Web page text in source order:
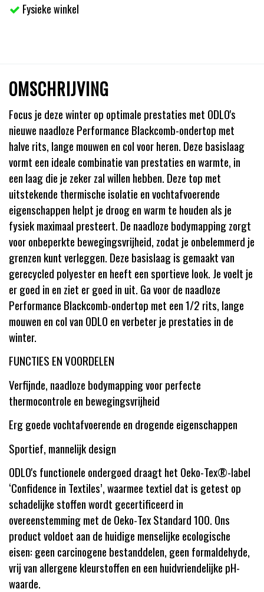
Fysieke winkel
OMSCHRIJVING
Focus je deze winter op optimale prestaties met ODLO's
nieuwe naadloze Performance Blackcomb-ondertop met
halve rits, lange mouwen en col voor heren. Deze basislaag
vormt een ideale combinatie van prestaties en warmte, in
een laag die je zeker zal willen hebben. Deze top met
uitstekende thermische isolatie en vochtafvoerende
eigenschappen helpt je droog en warm te houden als je
fysiek maximaal presteert. De naadloze bodymapping zorgt
voor onbeperkte bewegingsvrijheid, zodat je onbelemmerd je
grenzen kunt verleggen. Deze basislaag is gemaakt van
gerecycled polyester en heeft een sportieve look. Je voelt je
er goed in en ziet er goed in uit. Ga voor de naadloze
Performance Blackcomb-ondertop met een 1/2 rits, lange
mouwen en col van ODLO en verbeter je prestaties in de
winter.
FUNCTIES EN VOORDELEN
Verfijnde, naadloze bodymapping voor perfecte
thermocontrole en bewegingsvrijheid
Erg goede vochtafvoerende en drogende eigenschappen
Sportief, mannelijk design
ODLO's functionele ondergoed draagt het Oeko-Tex®-label
‘Confidence in Textiles’, waarmee textiel dat is getest op
schadelijke stoffen wordt gecertificeerd in
overeenstemming met de Oeko-Tex Standard 100. Ons
product voldoet aan de huidige menselijke ecologische
eisen: geen carcinogene bestanddelen, geen formaldehyde,
vrij van allergene kleurstoffen en een huidvriendelijke pH-
waarde.